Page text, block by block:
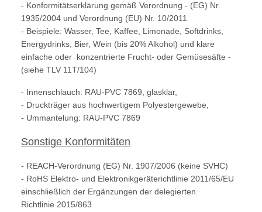
- Konformitätserklärung gemäß Verordnung - (EG) Nr.
1935/2004 und Verordnung (EU) Nr. 10/2011
- Beispiele: Wasser, Tee, Kaffee, Limonade, Softdrinks,
Energydrinks, Bier, Wein (bis 20% Alkohol) und klare
einfache oder konzentrierte Frucht- oder Gemüsesäfte -
(siehe TLV 11T/104)
- Innenschlauch: RAU-PVC 7869, glasklar,
- Druckträger aus hochwertigem Polyestergewebe,
- Ummantelung: RAU-PVC 7869
Sonstige Konformitäten
- REACH-Verordnung (EG) Nr. 1907/2006 (keine SVHC)
- RoHS Elektro- und Elektronikgeräterichtlinie 2011/65/EU
einschließlich der Ergänzungen der delegierten
Richtlinie 2015/863